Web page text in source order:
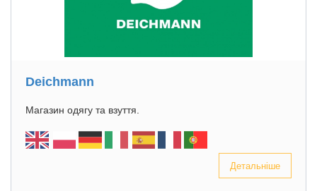
Deichmann
Магазин одягу та взуття.
Детальніше